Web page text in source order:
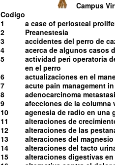
Campus
Codigo
1
a case of periosteal
2
Preanestesia
3
accidentes del perro de
4
acerca de algunos casos
5
actividad peri operatoria
en el perro
6
actualizaciones en el
7
acute pain management
8
adenocarcinoma
9
afecciones de la columna
10
agenesia de radio en una
11
alteraciones de
12
alteraciones de las
13
alteraciones del
14
alteraciones del tacto
15
alteraciones digestivas